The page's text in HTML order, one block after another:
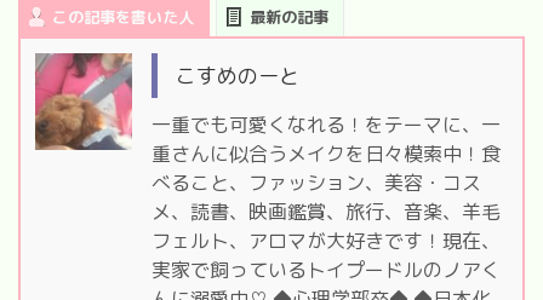
この記事を書いた人 最新の記事
こすめのーと
一重でも可愛くなれる！をテーマに、一
重さんに似合うメイクを日々模索中！食
べること、ファッション、美容・コス
メ、読書、映画鑑賞、旅行、音楽、羊毛
フェルト、アロマが大好きです！現在、
実家で飼っているトイプードルのノアく